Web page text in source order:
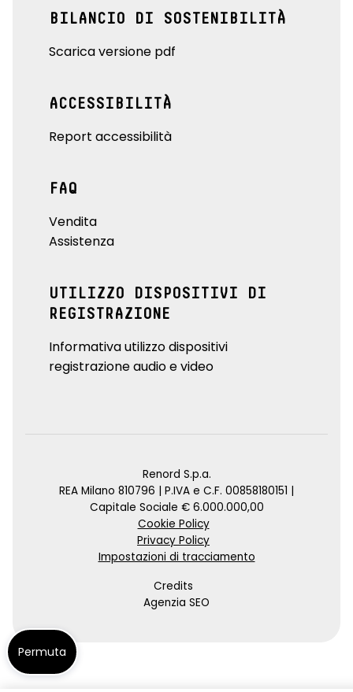
BILANCIO DI SOSTENIBILITÀ
Scarica versione pdf
ACCESSIBILITÀ
Report accessibilità
FAQ
Vendita
Assistenza
UTILIZZO DISPOSITIVI DI
REGISTRAZIONE
Informativa utilizzo dispositivi
registrazione audio e video
Renord S.p.a.
REA Milano 810796 | P.IVA e C.F. 00858180151 |
Capitale Sociale € 6.000.000,00
Cookie Policy
Privacy Policy
Impostazioni di tracciamento
Credits
Agenzia SEO
Permuta